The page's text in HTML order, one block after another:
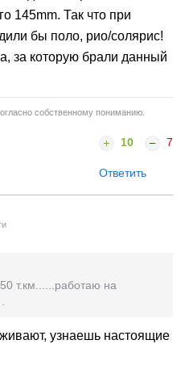
145mm. Так что при
бы поло, рио/солярис!
за которую брали данный
собственному пониманию.
10 7
Ответить
т.км......работаю на
узнаешь настоящие